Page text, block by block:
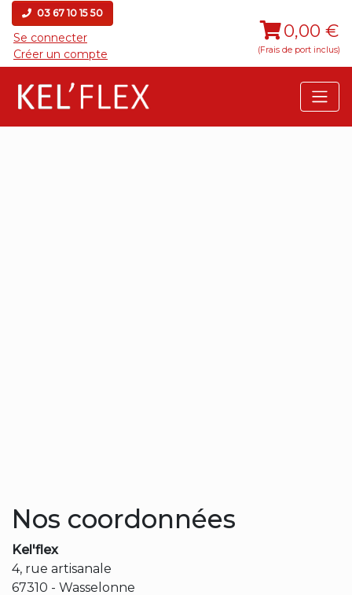
03 67 10 15 50
Se connecter
Créer un compte
0,00 €
(Frais de port inclus)
Nos coordonnées
Kel'flex
4, rue artisanale
67310 - Wasselonne